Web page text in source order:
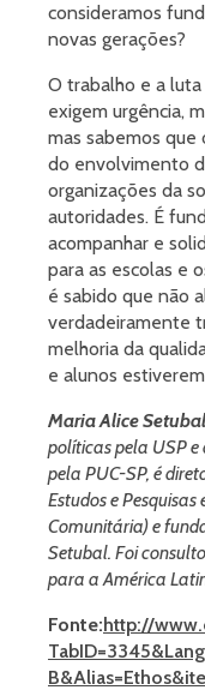
consideramos
novas gerações?
O trabalho e a
exigem urgência,
mas sabemos que
do envolvimento
organizações da
autoridades. É
acompanhar e
para as escolas e
é sabido que não
verdadeiramente
melhoria da
e alunos
Maria Alice Setubal
políticas pela USP
pela PUC-SP, é
Estudos e
Comunitária) e
Setubal. Foi
para a América
Fonte:http://